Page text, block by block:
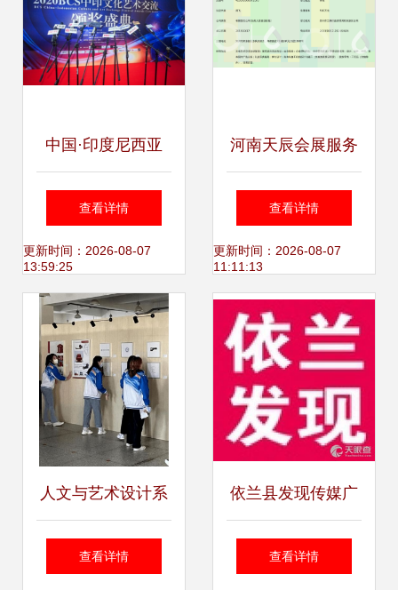
中国·印度尼西亚
BCS文化艺术交流
盛典 海岛演义助力
文化交流新篇章
查看详情
更新时间：2026-08-07
13:59:25
河南天辰会展服务
— 深耕文化艺术交
流，赋能中原创意
产业
查看详情
更新时间：2026-08-07
11:11:13
人文与艺术设计系
开展入党积极分子
查看详情
依兰县发现传媒广
告部 点亮本土文化
查看详情